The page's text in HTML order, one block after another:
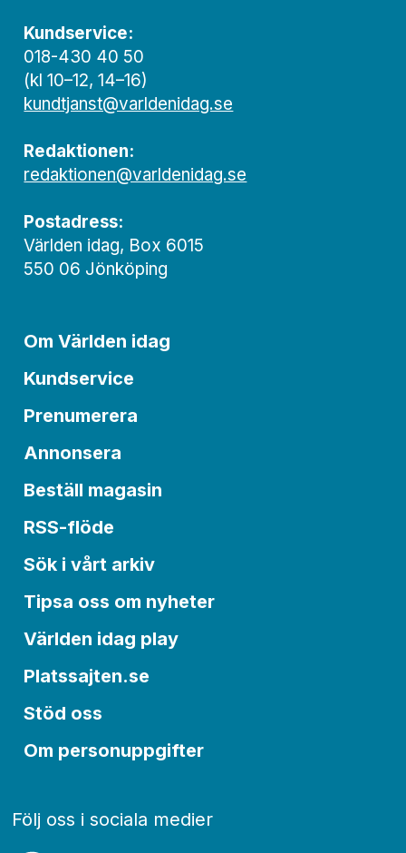
Kundservice:
018-430 40 50
(kl 10–12, 14–16)
kundtjanst@varldenidag.se
Redaktionen:
redaktionen@varldenidag.se
Postadress:
Världen idag, Box 6015
550 06 Jönköping
Om Världen idag
Kundservice
Prenumerera
Annonsera
Beställ magasin
RSS-flöde
Sök i vårt arkiv
Tipsa oss om nyheter
Världen idag play
Platssajten.se
Stöd oss
Om personuppgifter
Följ oss i sociala medier